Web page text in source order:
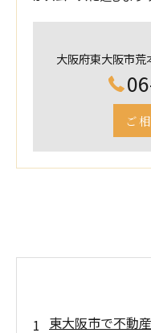
大阪府東大阪市荒
ご
東大阪市で不動